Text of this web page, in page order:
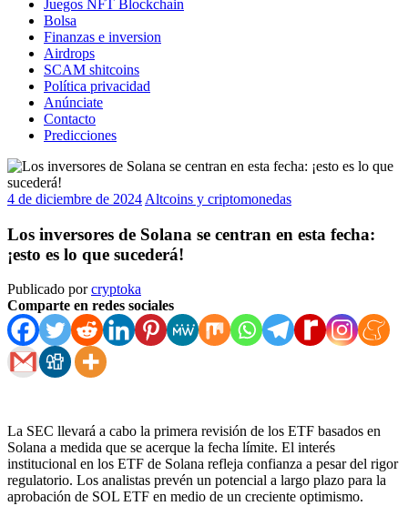
Juegos NFT Blockchain
Bolsa
Finanzas e inversion
Airdrops
SCAM shitcoins
Política privacidad
Anúnciate
Contacto
Predicciones
4 de diciembre de 2024 Altcoins y criptomonedas
Los inversores de Solana se centran en esta fecha:
¡esto es lo que sucederá!
Publicado porcryptoka
Comparte en redes sociales
La SEC llevará a cabo la primera revisión de los ETF basados ​​en
Solana a medida que se acerque la fecha límite. El interés
institucional en los ETF de Solana refleja confianza a pesar del rigor
regulatorio. Los analistas prevén un potencial a largo plazo para la
aprobación de SOL ETF en medio de un creciente optimismo.